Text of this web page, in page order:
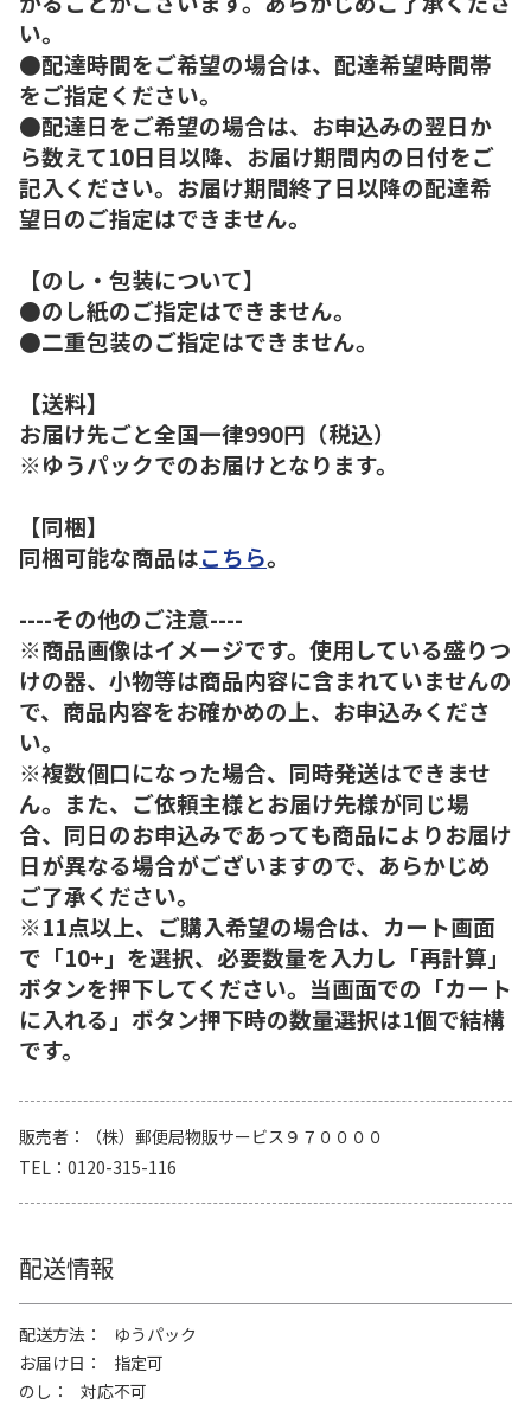
い。
●配達時間をご希望の場合は、配達希望時間帯
をご指定ください。
●配達日をご希望の場合は、お申込みの翌日か
ら数えて10日目以降、お届け期間内の日付をご
記入ください。お届け期間終了日以降の配達希
望日のご指定はできません。
【のし・包装について】
●のし紙のご指定はできません。
●二重包装のご指定はできません。
【送料】
お届け先ごと全国一律990円（税込）
※ゆうパックでのお届けとなります。
【同梱】
同梱可能な商品はこちら。
----その他のご注意----
※商品画像はイメージです。使用している盛りつ
けの器、小物等は商品内容に含まれていませんの
で、商品内容をお確かめの上、お申込みくださ
い。
※複数個口になった場合、同時発送はできませ
ん。また、ご依頼主様とお届け先様が同じ場
合、同日のお申込みであっても商品によりお届け
日が異なる場合がございますので、あらかじめ
ご了承ください。
※11点以上、ご購入希望の場合は、カート画面
で「10+」を選択、必要数量を入力し「再計算」
ボタンを押下してください。当画面での「カート
に入れる」ボタン押下時の数量選択は1個で結構
です。
販売者
（株）郵便局物販サービス９７００００
TEL
0120-315-116
配送情報
配送方法
ゆうパック
お届け日
指定可
のし
対応不可